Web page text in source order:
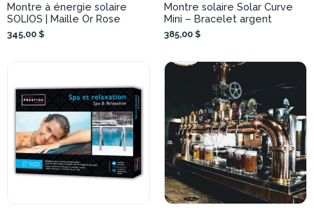
Montre à énergie solaire
SOLIOS | Maille Or Rose
345,00 $
Montre solaire Solar Curve
Mini – Bracelet argent
385,00 $